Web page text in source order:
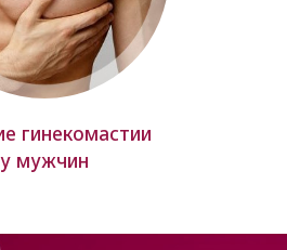
гинекомастии
у мужчин